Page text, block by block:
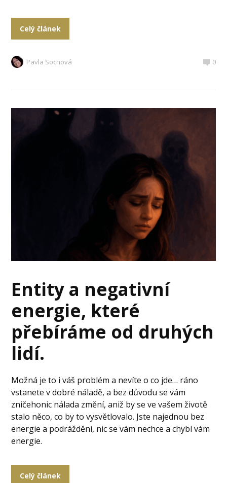
Celý článek
Pavla Sochová 0
Entity a negativní
energie, které
přebíráme od druhých
lidí.
Možná je to i váš problém a nevíte o co jde… ráno
vstanete v dobré náladě, a bez důvodu se vám
zničehonic nálada změní, aniž by se ve vašem životě
stalo něco, co by to vysvětlovalo. Jste najednou bez
energie a podráždění, nic se vám nechce a chybí vám
energie.
Celý článek